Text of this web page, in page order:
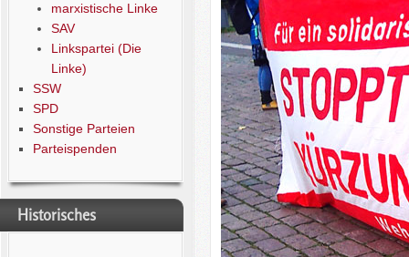
marxistische Linke
SAV
Linkspartei (Die
Linke)
SSW
SPD
Sonstige Parteien
Parteispenden
Historisches